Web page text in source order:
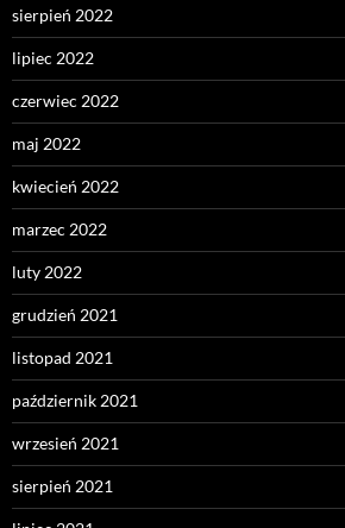
sierpień 2022
lipiec 2022
czerwiec 2022
maj 2022
kwiecień 2022
marzec 2022
luty 2022
grudzień 2021
listopad 2021
październik 2021
wrzesień 2021
sierpień 2021